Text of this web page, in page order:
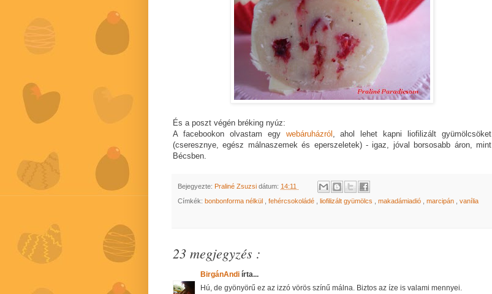
És a poszt végén bréking nyúz:
A facebookon olvastam egy webáruházról , ahol lehet kapni liofilizált gyümölcsöket
(cseresznye, egész málnaszemek és eperszeletek) - igaz, jóval borsosabb áron, mint
Bécsben.
Bejegyezte: Praliné Zsuzsi dátum: 14:11
Címkék: bonbonforma nélkül fehércsokoládé liofilizált gyümölcs makadámiadió marcipán vanília
23 megjegyzés :
BirgánAndi írta...
Hú, de gyönyörű ez az izzó vörös színű málna. Biztos az íze is valami mennyei.